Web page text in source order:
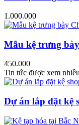
1.000.000
Mẫu kệ trưng
450.000
Tin tức được xem
Dự án lắp đặt kệ